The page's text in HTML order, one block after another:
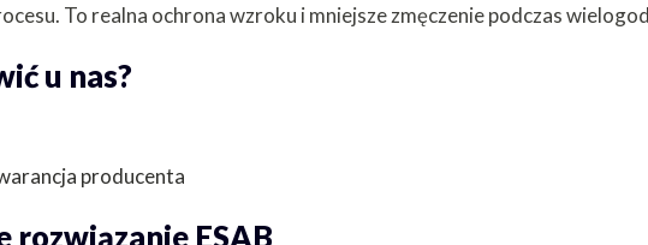
To realna ochrona wzroku i mniejsze zmęczenie podczas
u nas?
producenta
rozwiązanie ESAB